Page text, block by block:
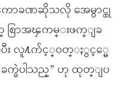
ၾကာခဏဆိုသလို အေမွာင္ထု
ြာအၾကမ္းဖက္ျခ
း လူ႔က်င့္ဝတ္ႏွင့္မေ
ခက္ခဲပါသည္” ဟု ထုတ္ျပ